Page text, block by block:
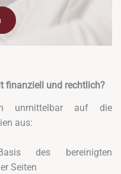
finanziell und rechtlich?
unmittelbar auf die
aus:
des bereinigten
Seiten